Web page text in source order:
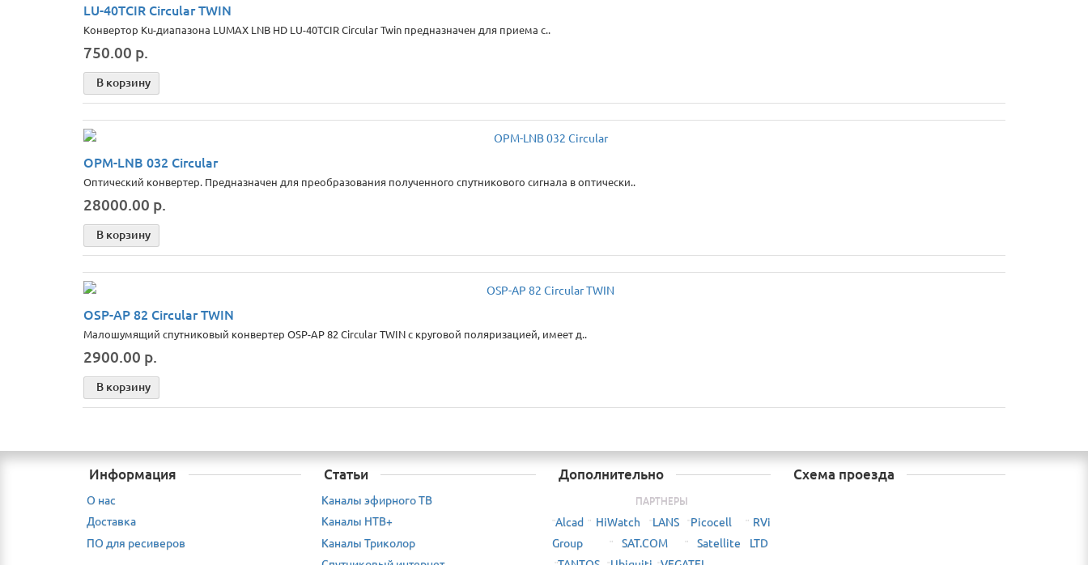
LU-40TCIR Circular TWIN
Конвертор Ku-диапазона LUMAX LNB HD LU-40TCIR Circular Twin предназначен для приема c..
750.00 р.
В корзину
OPM-LNB 032 Circular
Оптический конвертер. Предназначен для преобразования полученного спутникового сигнала в оптически..
28000.00 р.
В корзину
OSP-AP 82 Circular TWIN
Малошумящий спутниковый конвертер OSP-AP 82 Circular TWIN с круговой поляризацией, имеет д..
2900.00 р.
В корзину
Информация
О нас
Доставка
ПО для ресиверов
Статьи
Каналы эфирного ТВ
Каналы НТВ+
Каналы Триколор
Дополнительно
ПАРТНЕРЫ
¨Alcad ¨ HiWatch ¨LANS ¨Picocell ¨ RVi
Group
¨ SAT.COM ¨ Satellite LTD
Схема проезда